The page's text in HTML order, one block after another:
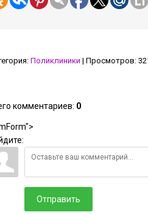
: Поликлиники | Просмотров:
комментариев: 0
Отправить